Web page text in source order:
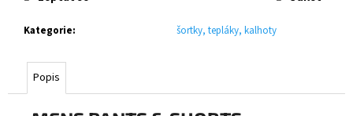
Kategorie: šortky, tepláky, kalhoty
Popis